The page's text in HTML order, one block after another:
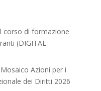
corso di formazione
(DIGITAL
Azioni per i
dei Diritti 2026